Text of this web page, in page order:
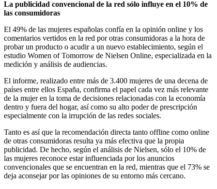
La publicidad convencional de la red sólo influye en el 10% de
las consumidoras
El 49% de las mujeres españolas confía en la opinión online y los
comentarios vertidos en la red por otras consumidoras a la hora de
probar un producto o acudir a un nuevo establecimiento, según el
estudio Women of Tomorrow de Nielsen Online, especializada en la
medición y análisis de audiencias.
El informe, realizado entre más de 3.400 mujeres de una decena de
países entre ellos España, confirma el papel cada vez más relevante
de la mujer en la toma de decisiones relacionadas con la economía
dentro y fuera del hogar, así como su alto poder de prescripción
especialmente con la irrupción de las redes sociales.
Tanto es así que la recomendación directa tanto offline como online
de otras consumidoras resulta ya más efectiva que la propia
publicidad. De hecho, según el análisis de Nielsen, sólo el 10% de
las mujeres reconoce estar influenciada por los anuncios
convencionales que se encuentran en la red, mientras que el 73% se
deja aconsejar por las opiniones de su entorno más cercano.